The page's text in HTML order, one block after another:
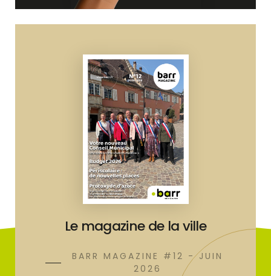
Le magazine de la ville
BARR MAGAZINE #12 - JUIN
2026